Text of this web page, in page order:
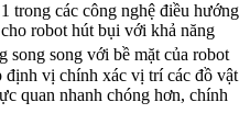
trong các công nghệ điều hướng
robot hút bụi với khả năng
song song với bề mặt của robot
vị chính xác vị trí các đồ vật
quan nhanh chóng hơn, chính